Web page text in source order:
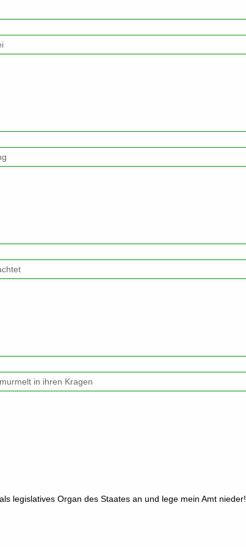
in ihren Kragen
legislatives Organ des Staates an und lege mein Amt nieder!